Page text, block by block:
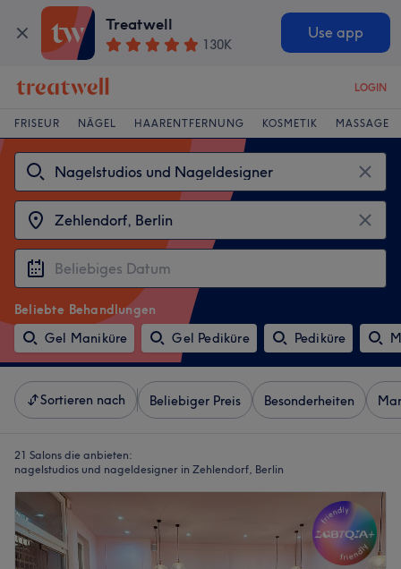
Treatwell
130K
Use app
LOGIN
FRISEUR NÄGEL HAARENTFERNUNG KOSMETIK MASSAGE
Beliebte Behandlungen
Gel Maniküre
Gel Pediküre Pediküre
Sortieren nach Beliebiger Preis Besonderheiten
21 Salons die anbieten:
nagelstudios und nageldesigner in Zehlendorf, Berlin